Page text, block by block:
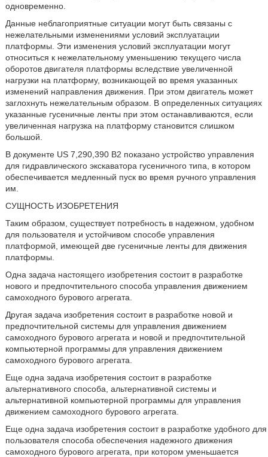
одновременно.
Данные неблагоприятные ситуации могут быть связаны с
нежелательными изменениями условий эксплуатации
платформы. Эти изменения условий эксплуатации могут
относиться к нежелательному уменьшению текущего числа
оборотов двигателя платформы вследствие увеличенной
нагрузки на платформу, возникающей во время указанных
изменений направления движения. При этом двигатель может
заглохнуть нежелательным образом. В определенных ситуациях
указанные гусеничные ленты при этом останавливаются, если
увеличенная нагрузка на платформу становится слишком
большой.
В документе US 7,290,390 B2 показано устройство управления
для гидравлического экскаватора гусеничного типа, в котором
обеспечивается медленный пуск во время ручного управления
им.
СУЩНОСТЬ ИЗОБРЕТЕНИЯ
Таким образом, существует потребность в надежном, удобном
для пользователя и устойчивом способе управления
платформой, имеющей две гусеничные ленты для движения
платформы.
Одна задача настоящего изобретения состоит в разработке
нового и предпочтительного способа управления движением
самоходного бурового агрегата.
Другая задача изобретения состоит в разработке новой и
предпочтительной системы для управления движением
самоходного бурового агрегата и новой и предпочтительной
компьютерной программы для управления движением
самоходного бурового агрегата.
Еще одна задача изобретения состоит в разработке
альтернативного способа, альтернативной системы и
альтернативной компьютерной программы для управления
движением самоходного бурового агрегата.
Еще одна задача изобретения состоит в разработке удобного для
пользователя способа обеспечения надежного движения
самоходного бурового агрегата, при котором уменьшается